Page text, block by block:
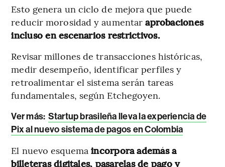
Esto genera un ciclo de mejora que puede
reducir morosidad y aumentaraprobaciones
incluso en escenarios restrictivos.
Revisar millones de transacciones históricas,
medir desempeño, identificar perfiles y
retroalimentar el sistema serán tareas
fundamentales, según Etchegoyen.
Ver más: Startup brasileña lleva la experiencia de
Pix al nuevo sistema de pagos en Colombia
El nuevo esquemaincorpora además a
billeteras digitales, pasarelas de pago y